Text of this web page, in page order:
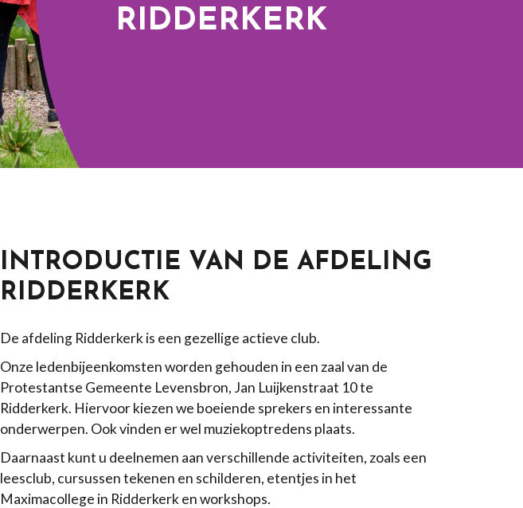
RIDDERKERK
INTRODUCTIE VAN DE AFDELING
RIDDERKERK
De afdeling Ridderkerk is een gezellige actieve club.
Onze ledenbijeenkomsten worden gehouden in een zaal van de
Protestantse Gemeente Levensbron, Jan Luijkenstraat 10 te
Ridderkerk. Hiervoor kiezen we boeiende sprekers en interessante
onderwerpen. Ook vinden er wel muziekoptredens plaats.
Daarnaast kunt u deelnemen aan verschillende activiteiten, zoals een
leesclub, cursussen tekenen en schilderen, etentjes in het
Maximacollege in Ridderkerk en workshops.